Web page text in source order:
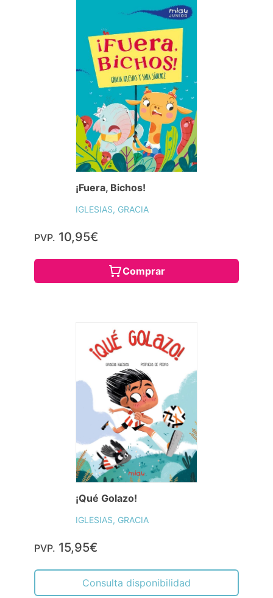
¡Fuera, Bichos!
IGLESIAS, GRACIA
PVP. 10,95€
Comprar
¡Qué Golazo!
IGLESIAS, GRACIA
PVP. 15,95€
Consulta disponibilidad